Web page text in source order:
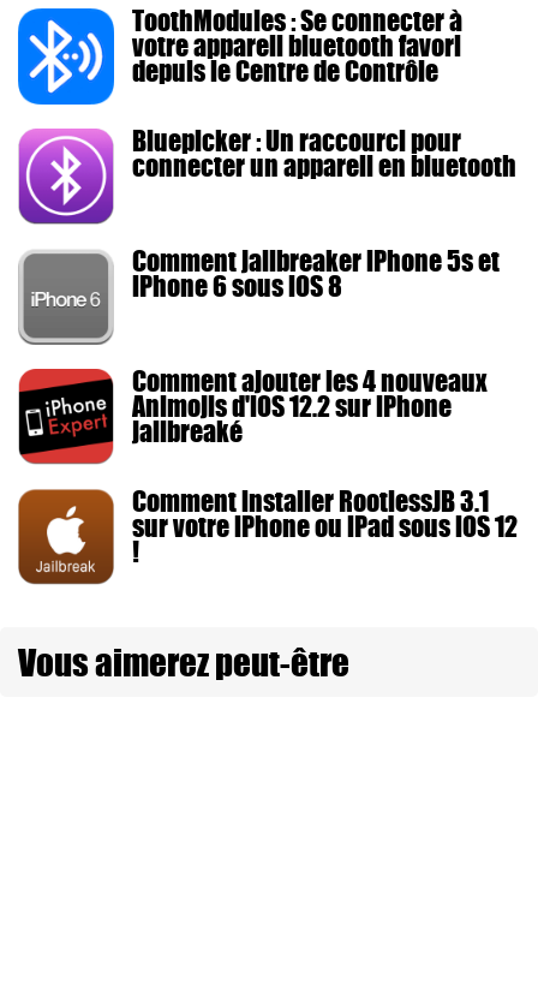
ToothModules : Se connecter à
votre appareil bluetooth favori
depuis le Centre de Contrôle
Bluepicker : Un raccourci pour
connecter un appareil en bluetooth
Comment jailbreaker iPhone 5s et
iPhone 6 sous iOS 8
Comment ajouter les 4 nouveaux
Animojis d'iOS 12.2 sur iPhone
jailbreaké
Comment installer RootlessJB 3.1
sur votre iPhone ou iPad sous iOS 12
!
Vous aimerez peut-être